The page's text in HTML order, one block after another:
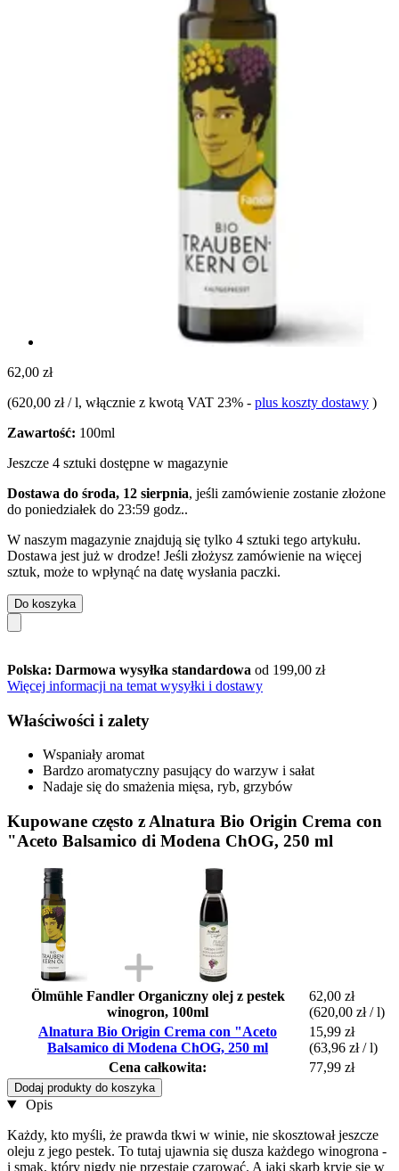
62,00 zł
(620,00 zł / l, włącznie z kwotą VAT 23% - plus koszty dostawy )
Zawartość: 100ml
Jeszcze 4 sztuki dostępne w magazynie
Dostawa do środa, 12 sierpnia, jeśli zamówienie zostanie złożone
do poniedziałek do 23:59 godz..
W naszym magazynie znajdują się tylko 4 sztuki tego artykułu.
Dostawa jest już w drodze! Jeśli złożysz zamówienie na więcej
sztuk, może to wpłynąć na datę wysłania paczki.
Do koszyka
Polska: Darmowa wysyłka standardowa od 199,00 zł
Więcej informacji na temat wysyłki i dostawy
Właściwości i zalety
Wspaniały aromat
Bardzo aromatyczny pasujący do warzyw i sałat
Nadaje się do smażenia mięsa, ryb, grzybów
Kupowane często z Alnatura Bio Origin Crema con
"Aceto Balsamico di Modena ChOG, 250 ml
Ölmühle Fandler Organiczny olej z pestek
winogron, 100ml
62,00 zł
(620,00 zł / l)
Alnatura Bio Origin Crema con "Aceto
Balsamico di Modena ChOG, 250 ml
15,99 zł
(63,96 zł / l)
Cena całkowita:
77,99 zł
Dodaj produkty do koszyka
Opis
Każdy, kto myśli, że prawda tkwi w winie, nie skosztował jeszcze
oleju z jego pestek. To tutaj ujawnia się dusza każdego winogrona -
i smak, który nigdy nie przestaje czarować. A jaki skarb kryje się w